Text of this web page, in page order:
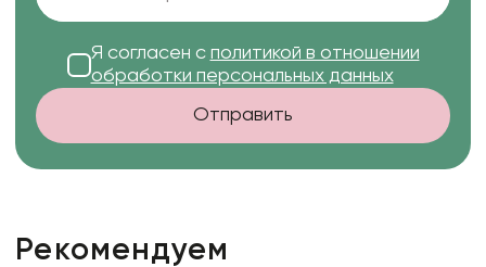
Я согласен с политикой в отношении
обработки персональных данных
Отправить
Рекомендуем